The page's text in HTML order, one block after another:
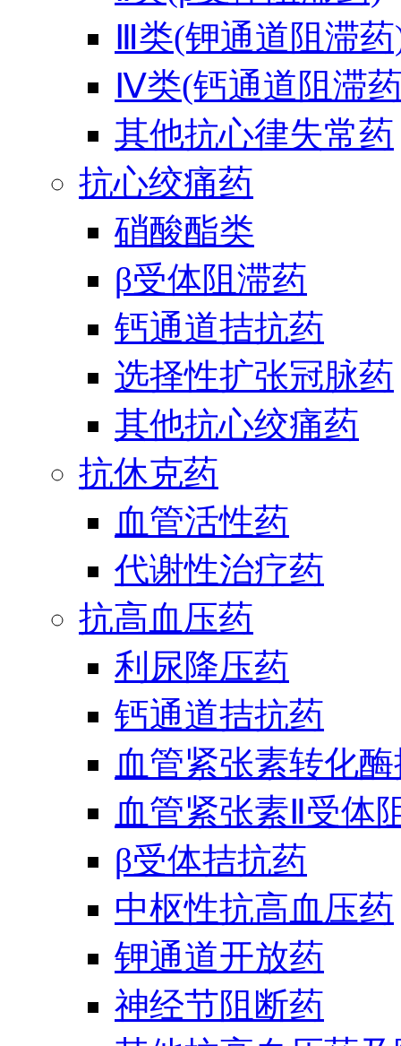
Ⅲ类(钾通道阻滞
Ⅳ类(钙通道阻滞
其他抗心律失常药
抗心绞痛药
硝酸酯类
β受体阻滞药
钙通道拮抗药
选择性扩张冠脉药
其他抗心绞痛药
抗休克药
血管活性药
代谢性治疗药
抗高血压药
利尿降压药
钙通道拮抗药
血管紧张素转化
血管紧张素Ⅱ受体
β受体拮抗药
中枢性抗高血压药
钾通道开放药
神经节阻断药